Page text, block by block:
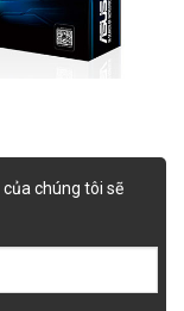
của chúng tôi sẽ